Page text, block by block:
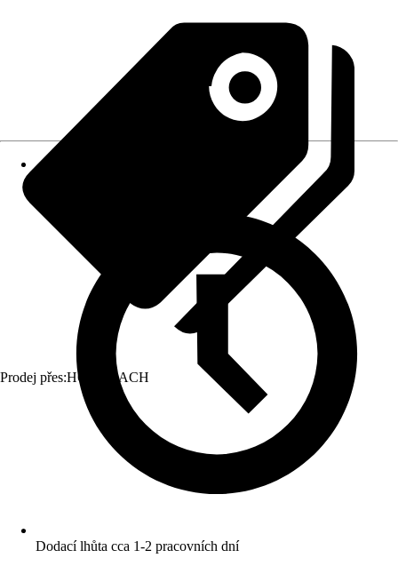
Prodej přes:HORNBACH
Dodací lhůta cca 1-2 pracovních dní